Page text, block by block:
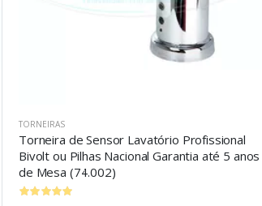
TORNEIRAS
Torneira de Sensor Lavatório Profissional
Bivolt ou Pilhas Nacional Garantia até 5 anos
de Mesa (74.002)